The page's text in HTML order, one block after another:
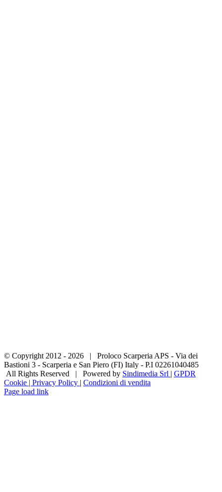
© Copyright 2012 - 2026 | Proloco Scarperia APS - Via dei
Bastioni 3 - Scarperia e San Piero (FI) Italy - P.I 02261040485
All Rights Reserved | Powered by Sindimedia Srl | GPDR
Cookie | Privacy Policy | Condizioni di vendita
Facebook
Instagram
Tripadvisor
WhatsApp
Page load link